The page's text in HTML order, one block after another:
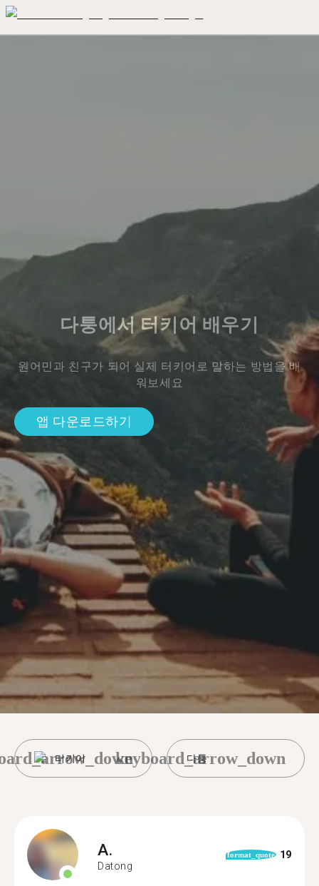
다퉁에서 터키어 배우기
원어민과 친구가 되어 실제 터키어로 말하는 방법을 배
워보세요
앱 다운로드하기
터키어 다퉁
keyboard_arrow_down
A.
Datong
format_quote 19